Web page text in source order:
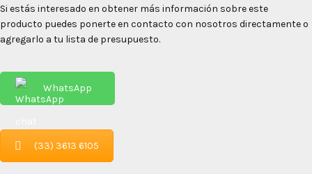
Si estás interesado en obtener más información sobre este
producto puedes ponerte en contacto con nosotros directamente o
agregarlo a tu lista de presupuesto.
WhatsApp
(33) 3613 6105